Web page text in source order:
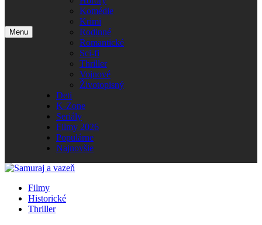
Menu
Open
Komédie
Krimi
Rodinné
Romantické
Sci-fi
Thriller
Vojnové
Životopisný
Deti
K-Zone
Seriály
Filmy 2026
Populárne
Najnovšie
Filmy
Historické
Thriller